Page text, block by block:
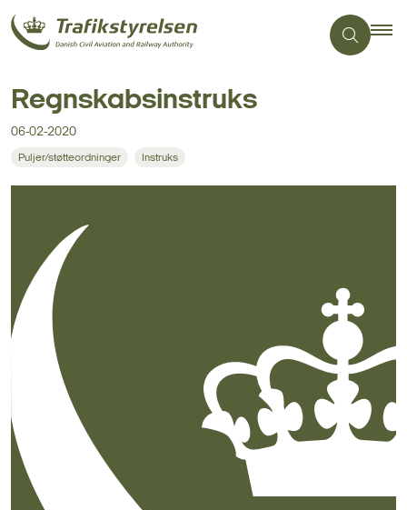
Regnskabsinstruks
06-02-2020
Puljer/støtteordninger Instruks